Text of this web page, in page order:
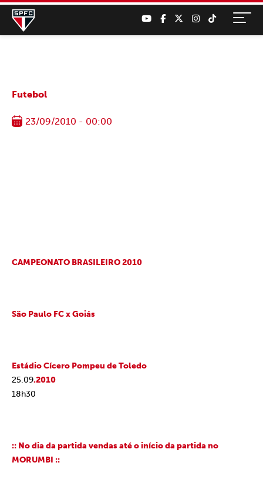
Futebol
23/09/2010 - 00:00
CAMPEONATO BRASILEIRO 2010
São Paulo FCx Goiás
Estádio Cícero Pompeu de Toledo
25.09.2010
18h30
:: No dia da partida vendas até o início da partida no
MORUMBI ::